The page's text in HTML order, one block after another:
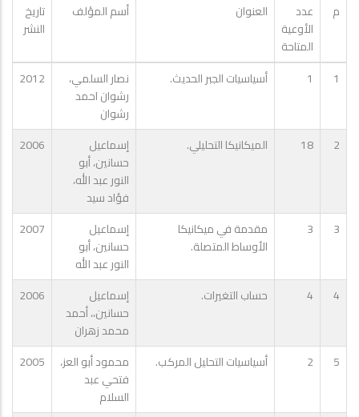
م
عدد
الأوعية
المتاحة
العنوان أسم المؤلف
تاريخ
النشر
1
1 أسياسيات الجبر الحديث.
نصار السلمي،
رشوان احمد
رشوان
2012
2
18 الميكانيكا التحليلي.
إسماعيل
حسانين، أبو
النور عبد الله،
فؤاد سيد
2006
3
3
مقدمة في ميكانيكا
الأوساط المتصلة.
إسماعيل
حسانين، أبو
النور عبد الله
2007
4
4 حساب التغيرات.
إسماعيل
حسانين،، أحمد
محمد زهران
2006
5
2 أسياسيات التحليل المركب.
محمود أبو العز،
فتحي عبد
السلام
2005